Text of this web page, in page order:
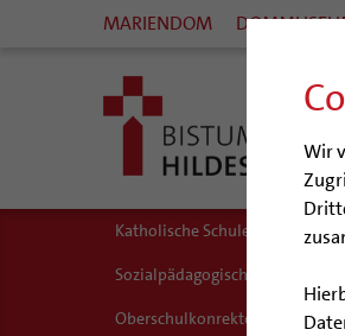
Wir
MARIENDOM
Katholische Schulen im Bistum
Sozialpädagogische Fachkraft
Oberschulkonrektorin/